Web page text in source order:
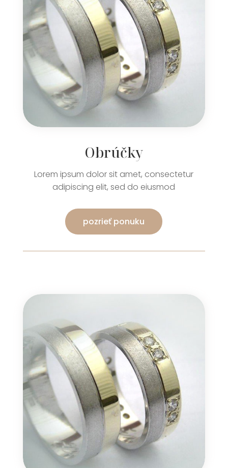
Obrúčky
Lorem ipsum dolor sit amet, consectetur
adipiscing elit, sed do eiusmod
pozrieť ponuku